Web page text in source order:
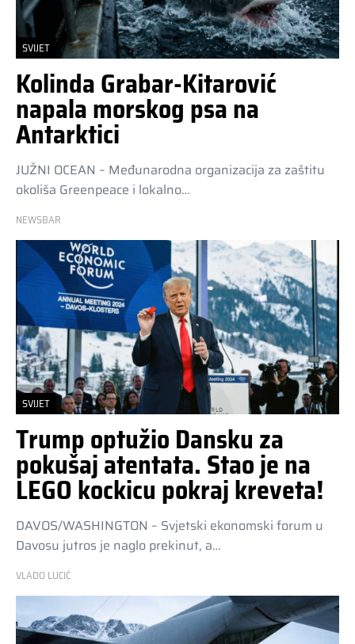
SVIJET
Kolinda Grabar-Kitarović
napala morskog psa na
Antarktici
JUŽNI OCEAN – Međunarodna organizacija za zaštitu
okoliša Greenpeace i lokalno…
NEWSBAR
SVIJET
Trump optužio Dansku za
pokušaj atentata. Stao je na
LEGO kockicu pokraj kreveta!
DAVOS/WASHINGTON – Svjetski ekonomski forum u
Davosu jutros je naglo prekinut, a…
VLADO LUCIĆ